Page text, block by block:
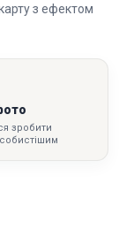
з ефектом
зробити